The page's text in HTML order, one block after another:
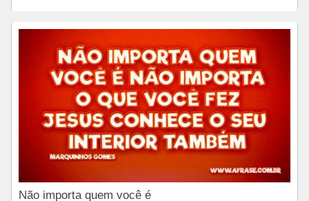
Não importa quem você é